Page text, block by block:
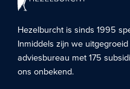
Hezelburcht is sinds 1995
Inmiddels zijn we
adviesbureau met 175
ons onbekend.